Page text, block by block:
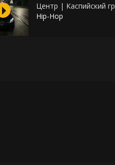
Центр | Каспийский
Hip-Hop